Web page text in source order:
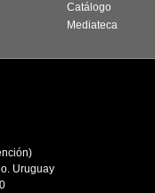
Catálogo
Mediateca
Uruguay